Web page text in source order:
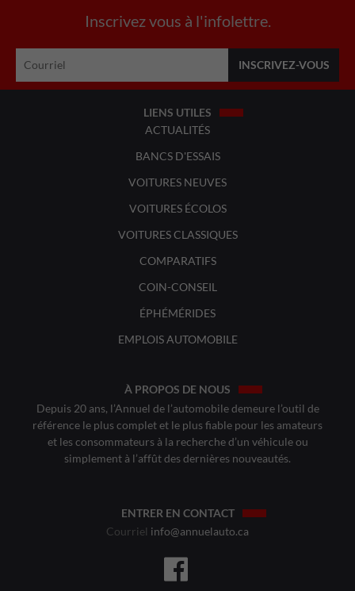
Inscrivez vous à l'infolettre.
LIENS UTILES
ACTUALITÉS
BANCS D'ESSAIS
VOITURES NEUVES
VOITURES ÉCOLOS
VOITURES CLASSIQUES
COMPARATIFS
COIN-CONSEIL
ÉPHÉMÉRIDES
EMPLOIS AUTOMOBILE
À PROPOS DE NOUS
Depuis 20 ans, l’Annuel de l’automobile demeure l’outil de
référence le plus complet et le plus fiable pour les amateurs
et les consommateurs à la recherche d’un véhicule ou
simplement à l’affût des dernières nouveautés.
ENTRER EN CONTACT
Courriel info@annuelauto.ca